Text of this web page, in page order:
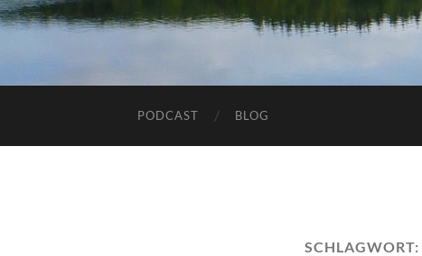
PODCAST BLOG
SCHLAGWORT: